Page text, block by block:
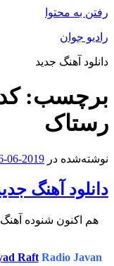
رفتن به محتوا
رادیو جوان
دانلود آهنگ جدید
برچسب:
رستاک
نوشته‌شده در 2019-06-16
دانلود آهنگ
هم اکنون شنوده
RaftRadio Javan